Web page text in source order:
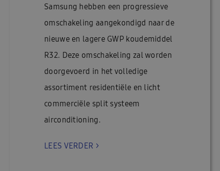
Samsung hebben een progressieve
omschakeling aangekondigd naar de
nieuwe en lagere GWP koudemiddel
R32. Deze omschakeling zal worden
doorgevoerd in het volledige
assortiment residentiële en licht
commerciële split systeem
airconditioning.
LEES VERDER >